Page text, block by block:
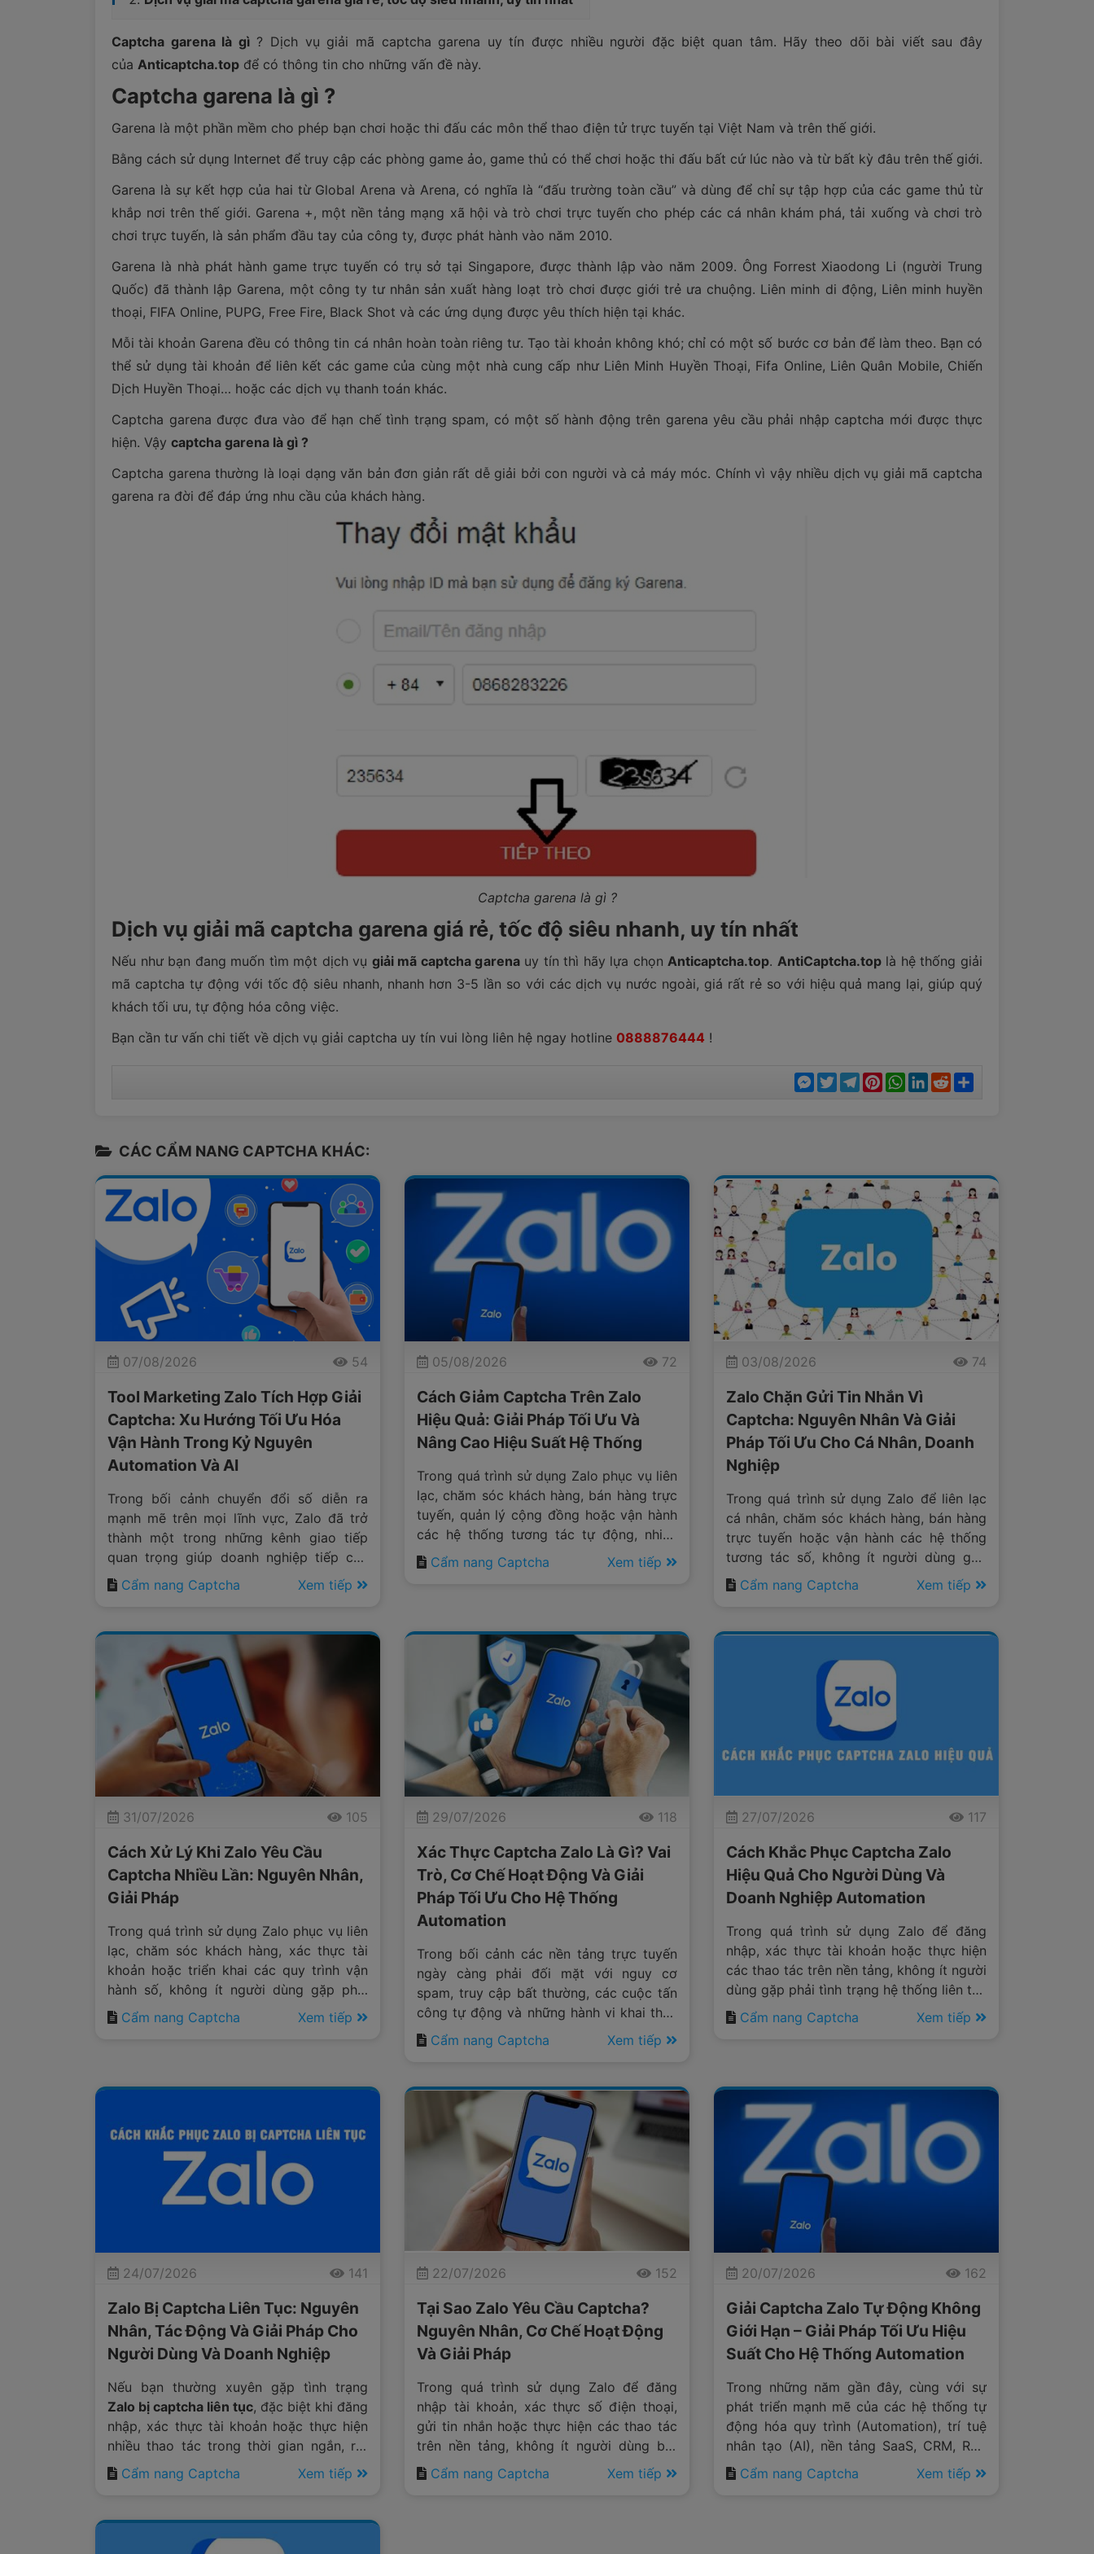
Captcha garena là gì? Dịch vụ giải mã captcha garena uy tín được nhiều người đặc biệt quan tâm. Hãy theo dõi bài viết sau đây
của Anticaptcha.top để có thông tin cho những vấn đề này.
Captcha garena là gì ?
Garena là một phần mềm cho phép bạn chơi hoặc thi đấu các môn thể thao điện tử trực tuyến tại Việt Nam và trên thế giới.
Bằng cách sử dụng Internet để truy cập các phòng game ảo, game thủ có thể chơi hoặc thi đấu bất cứ lúc nào và từ bất kỳ đâu trên thế giới.
Garena là sự kết hợp của hai từ Global Arena và Arena, có nghĩa là “đấu trường toàn cầu” và dùng để chỉ sự tập hợp của các game thủ từ
khắp nơi trên thế giới. Garena +, một nền tảng mạng xã hội và trò chơi trực tuyến cho phép các cá nhân khám phá, tải xuống và chơi trò
chơi trực tuyến, là sản phẩm đầu tay của công ty, được phát hành vào năm 2010.
Garena là nhà phát hành game trực tuyến có trụ sở tại Singapore, được thành lập vào năm 2009. Ông Forrest Xiaodong Li (người Trung
Quốc) đã thành lập Garena, một công ty tư nhân sản xuất hàng loạt trò chơi được giới trẻ ưa chuộng. Liên minh di động, Liên minh huyền
thoại, FIFA Online, PUPG, Free Fire, Black Shot và các ứng dụng được yêu thích hiện tại khác.
Mỗi tài khoản Garena đều có thông tin cá nhân hoàn toàn riêng tư. Tạo tài khoản không khó; chỉ có một số bước cơ bản để làm theo. Bạn có
thể sử dụng tài khoản để liên kết các game của cùng một nhà cung cấp như Liên Minh Huyền Thoại, Fifa Online, Liên Quân Mobile, Chiến
Dịch Huyền Thoại… hoặc các dịch vụ thanh toán khác.
Captcha garena được đưa vào để hạn chế tình trạng spam, có một số hành động trên garena yêu cầu phải nhập captcha mới được thực
hiện. Vậy captcha garena là gì ?
Captcha garena thường là loại dạng văn bản đơn giản rất dễ giải bởi con người và cả máy móc. Chính vì vậy nhiều dịch vụ giải mã captcha
garena ra đời để đáp ứng nhu cầu của khách hàng.
Captcha garena là gì ?
Dịch vụ giải mã captcha garena giá rẻ, tốc độ siêu nhanh, uy tín nhất
Nếu như bạn đang muốn tìm một dịch vụ giải mã captcha garenauy tín thì hãy lựa chọnAnticaptcha.top. AntiCaptcha.toplà hệ thống giải
mã captcha tự động với tốc độ siêu nhanh, nhanh hơn 3-5 lần so với các dịch vụ nước ngoài, giá rất rẻ so với hiệu quả mang lại, giúp quý
khách tối ưu, tự động hóa công việc.
Bạn cần tư vấn chi tiết về dịch vụ giải captcha uy tín vui lòng liên hệ ngay hotline 0888876444 !
Messenger
TwitterTelegram
Pinterest
WhatsApp
LinkedIn
Reddit
CÁC CẨM NANG CAPTCHA KHÁC:
07/08/2026 54
Tool Marketing Zalo Tích Hợp Giải
Captcha: Xu Hướng Tối Ưu Hóa
Vận Hành Trong Kỷ Nguyên
Automation Và AI
Trong bối cảnh chuyển đổi số diễn ra
mạnh mẽ trên mọi lĩnh vực, Zalo đã trở
thành một trong những kênh giao tiếp
quan trọng giúp doanh nghiệp tiếp cận
khách hàng, chăm sóc người dùng và
triển khai các hoạt động marketing đa
Cẩm nang Captcha Xem tiếp
05/08/2026 72
Cách Giảm Captcha Trên Zalo
Hiệu Quả: Giải Pháp Tối Ưu Và
Nâng Cao Hiệu Suất Hệ Thống
Trong quá trình sử dụng Zalo phục vụ liên
lạc, chăm sóc khách hàng, bán hàng trực
tuyến, quản lý cộng đồng hoặc vận hành
các hệ thống tương tác tự động, nhiều
người dùng thường xuyên gặp phải tình
trạng nền tảng yêu cầu xác thực captcha
Cẩm nang Captcha Xem tiếp
03/08/2026 74
Zalo Chặn Gửi Tin Nhắn Vì
Captcha: Nguyên Nhân Và Giải
Pháp Tối Ưu Cho Cá Nhân, Doanh
Nghiệp
Trong quá trình sử dụng Zalo để liên lạc
cá nhân, chăm sóc khách hàng, bán hàng
trực tuyến hoặc vận hành các hệ thống
tương tác số, không ít người dùng gặp
phải tình trạng không thể tiếp tục gửi tin
nhắn do hệ thống yêu cầu xác thực
Cẩm nang Captcha Xem tiếp
31/07/2026 105
Cách Xử Lý Khi Zalo Yêu Cầu
Captcha Nhiều Lần: Nguyên Nhân,
Giải Pháp
Trong quá trình sử dụng Zalo phục vụ liên
lạc, chăm sóc khách hàng, xác thực tài
khoản hoặc triển khai các quy trình vận
hành số, không ít người dùng gặp phải
tình trạng hệ thống liên tục hiển thị
captcha trước khi cho phép thực hiện
Cẩm nang Captcha Xem tiếp
29/07/2026 118
Xác Thực Captcha Zalo Là Gì? Vai
Trò, Cơ Chế Hoạt Động Và Giải
Pháp Tối Ưu Cho Hệ Thống
Automation
Trong bối cảnh các nền tảng trực tuyến
ngày càng phải đối mặt với nguy cơ
spam, truy cập bất thường, các cuộc tấn
công tự động và những hành vi khai thác
tài nguyên trái phép, việc triển khai các
lớp bảo mật thông minh đã trở thành yêu
thống công nghệ hiện đại.
Cẩm nang Captcha Xem tiếp
27/07/2026 117
Cách Khắc Phục Captcha Zalo
Hiệu Quả Cho Người Dùng Và
Doanh Nghiệp Automation
Trong quá trình sử dụng Zalo để đăng
nhập, xác thực tài khoản hoặc thực hiện
các thao tác trên nền tảng, không ít người
dùng gặp phải tình trạng hệ thống liên tục
yêu cầu nhập captcha trước khi có thể
tiếp tục sử dụng dịch vụ. Đối với người
Cẩm nang Captcha Xem tiếp
24/07/2026 141
Zalo Bị Captcha Liên Tục: Nguyên
Nhân, Tác Động Và Giải Pháp Cho
Người Dùng Và Doanh Nghiệp
Nếu bạn thường xuyên gặp tình trạng
Zalo bị captcha liên tục, đặc biệt khi đăng
nhập, xác thực tài khoản hoặc thực hiện
nhiều thao tác trong thời gian ngắn, rất
có thể bạn sẽ cho rằng ứng dụng đang
gặp lỗi hoặc tài khoản đã bị khóa.
Cẩm nang Captcha Xem tiếp
22/07/2026 152
Tại Sao Zalo Yêu Cầu Captcha?
Nguyên Nhân, Cơ Chế Hoạt Động
Và Giải Pháp
Trong quá trình sử dụng Zalo để đăng
nhập tài khoản, xác thực số điện thoại,
gửi tin nhắn hoặc thực hiện các thao tác
trên nền tảng, không ít người dùng bắt
gặp yêu cầu nhập captcha trước khi tiếp
tục. Điều này khiến nhiều người đặt ra câu
Cẩm nang Captcha Xem tiếp
20/07/2026 162
Giải Captcha Zalo Tự Động Không
Giới Hạn – Giải Pháp Tối Ưu Hiệu
Suất Cho Hệ Thống Automation
Trong những năm gần đây, cùng với sự
phát triển mạnh mẽ của các hệ thống tự
động hóa quy trình (Automation), trí tuệ
nhân tạo (AI), nền tảng SaaS, CRM, RPA
và các giải pháp xử lý dữ liệu quy mô lớn,
Zalo đã trở thành một trong những nền
Cẩm nang Captcha Xem tiếp